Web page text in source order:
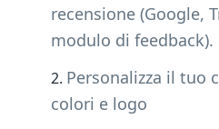
recensione (Google,
modulo di feedback).
Personalizza il tuo
colori e logo